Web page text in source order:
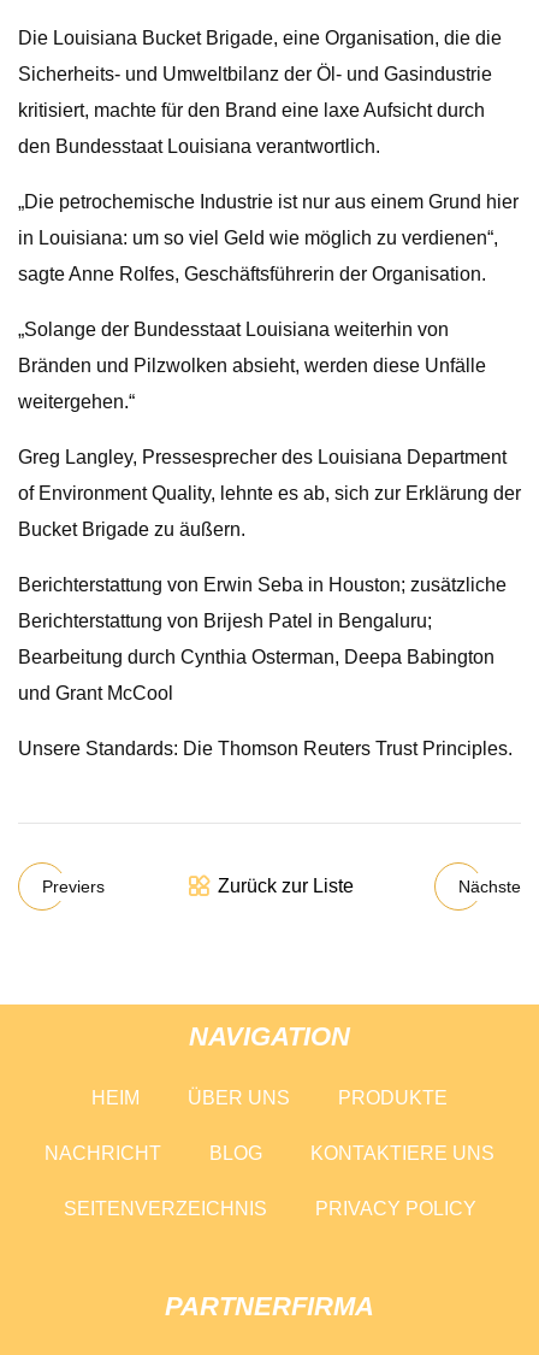
Die Louisiana Bucket Brigade, eine Organisation, die die
Sicherheits- und Umweltbilanz der Öl- und Gasindustrie
kritisiert, machte für den Brand eine laxe Aufsicht durch
den Bundesstaat Louisiana verantwortlich.
„Die petrochemische Industrie ist nur aus einem Grund hier
in Louisiana: um so viel Geld wie möglich zu verdienen“,
sagte Anne Rolfes, Geschäftsführerin der Organisation.
„Solange der Bundesstaat Louisiana weiterhin von
Bränden und Pilzwolken absieht, werden diese Unfälle
weitergehen.“
Greg Langley, Pressesprecher des Louisiana Department
of Environment Quality, lehnte es ab, sich zur Erklärung der
Bucket Brigade zu äußern.
Berichterstattung von Erwin Seba in Houston; zusätzliche
Berichterstattung von Brijesh Patel in Bengaluru;
Bearbeitung durch Cynthia Osterman, Deepa Babington
und Grant McCool
Unsere Standards: Die Thomson Reuters Trust Principles.
Previers Zurück zur Liste Nächste
NAVIGATION
HEIM ÜBER UNS PRODUKTE
NACHRICHT BLOG KONTAKTIERE UNS
SEITENVERZEICHNIS PRIVACY POLICY
PARTNERFIRMA